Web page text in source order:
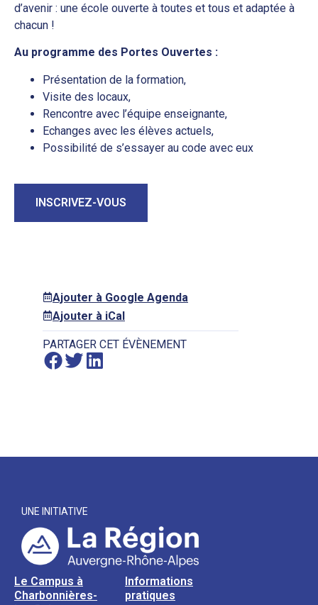
d’avenir : une école ouverte à toutes et tous et adaptée à
chacun !
Au programme des Portes Ouvertes :
Présentation de la formation,
Visite des locaux,
Rencontre avec l’équipe enseignante,
Echanges avec les élèves actuels,
Possibilité de s’essayer au code avec eux
INSCRIVEZ-VOUS
Ajouter à Google Agenda
Ajouter à iCal
PARTAGER CET ÉVÈNEMENT
UNE INITIATIVE
Le Campus à
Charbonnières-
Informations
pratiques